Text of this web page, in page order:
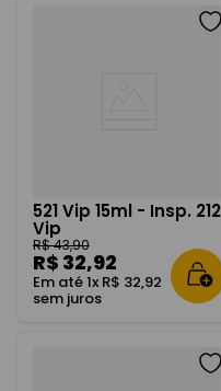
521 Vip 15ml - Insp. 212
Vip
R$43,90
R$ 32,92
Em até1x R$ 32,92
sem juros